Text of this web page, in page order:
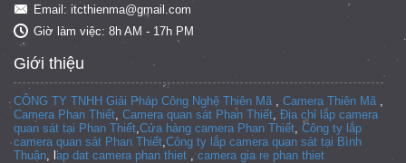
Email: itcthienma@gmail.com
Giờ làm việc: 8h AM - 17h PM
Giới thiệu
CÔNG TY TNHH Giải Pháp Công Nghệ Thiên Mã Camera Thiên Mã
Camera Phan Thiết Camera quan sát Phan Thiết Địa chỉ lắp camera
quan sát tại Phan Thiết Cửa hàng camera Phan Thiết Công ty lắp
camera quan sát Phan Thiết Công ty lắp camera quan sát tại Bình
Thuận , lap dat camera phan thiet camera gia re phan thiet